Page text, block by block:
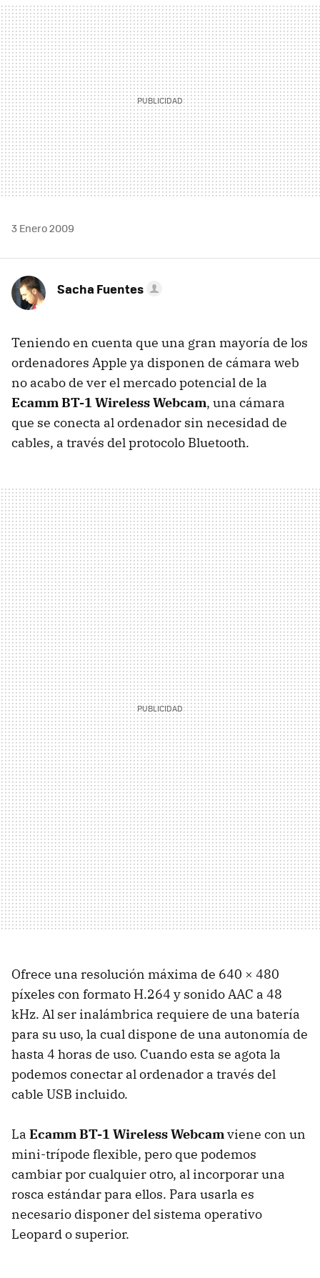
MAIL
3 Enero 2009
Sacha Fuentes
Teniendo en cuenta que una gran mayoría de los
ordenadores Apple ya disponen de cámara web
no acabo de ver el mercado potencial de la
Ecamm BT-1 Wireless Webcam, una cámara
que se conecta al ordenador sin necesidad de
cables, a través del protocolo Bluetooth.
Ofrece una resolución máxima de 640 × 480
píxeles con formato H.264 y sonidoAAC a 48
kHz. Al ser inalámbrica requiere de una batería
para su uso, la cual dispone de una autonomía de
hasta 4 horas de uso. Cuando esta se agota la
podemos conectar al ordenador a través del
cable USB incluido.
La Ecamm BT-1 Wireless Webcamviene con un
mini-trípode flexible, pero que podemos
cambiar por cualquier otro, al incorporar una
rosca estándar para ellos. Para usarla es
necesario disponer del sistema operativo
Leopard o superior.